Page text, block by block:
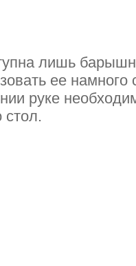
лишь
ее
руке
стол.